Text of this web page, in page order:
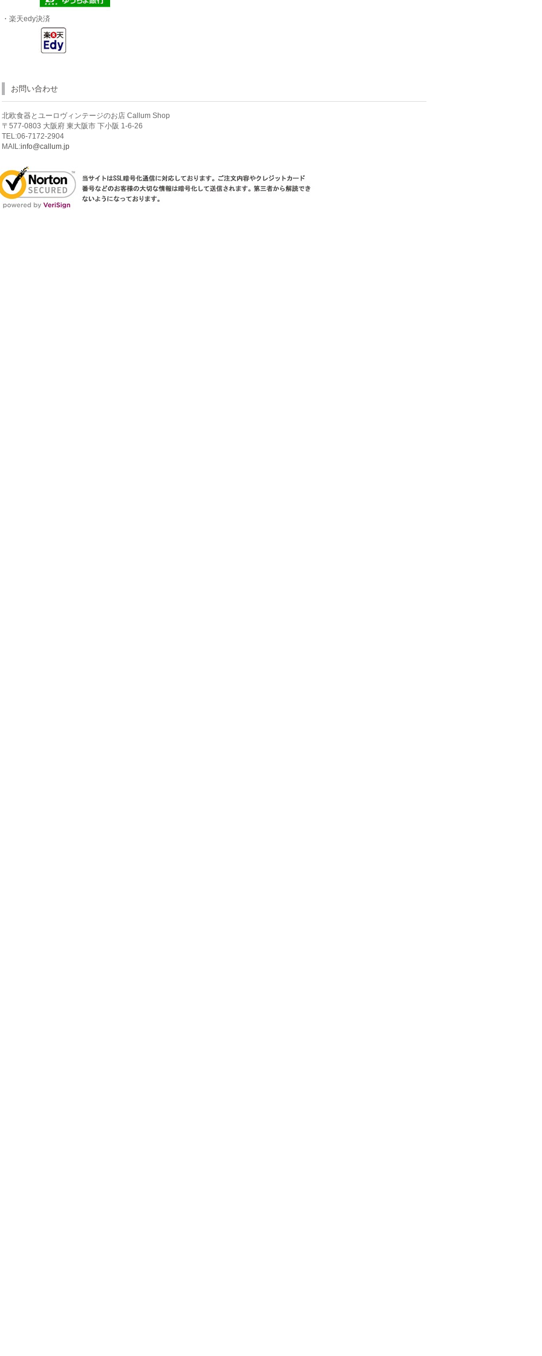
・楽天edy決済
お問い合わせ
北欧食器とユーロヴィンテージのお店 Callum Shop
〒577-0803 大阪府 東大阪市 下小阪 1-6-26
TEL:06-7172-2904
MAIL:info@callum.jp